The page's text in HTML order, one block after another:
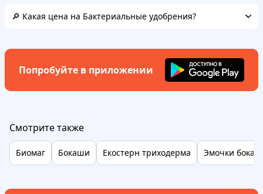
🔎 Какая цена на Бактериальные удобрения?
Попробуйте в приложении
Смотрите также
Биомаг Бокаши Екостерн триходерма Эмочки